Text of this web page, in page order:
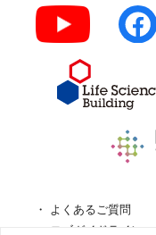
よくあるご質問
ロゴガイドライン